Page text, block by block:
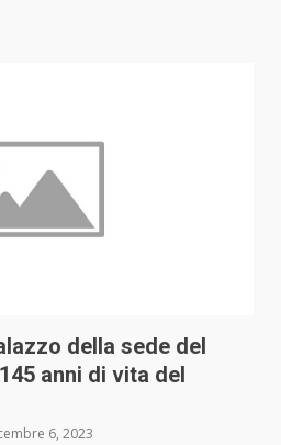
della sede del
anni di vita del
6, 2023